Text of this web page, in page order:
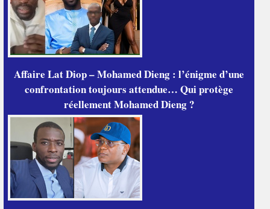
Affaire Lat Diop – Mohamed Dieng : l’énigme d’une
confrontation toujours attendue… Qui protège
réellement Mohamed Dieng ?